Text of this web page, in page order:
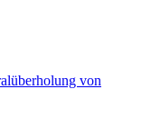
von